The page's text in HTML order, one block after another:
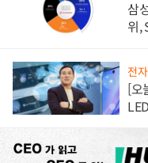
삼
위,
전
[오